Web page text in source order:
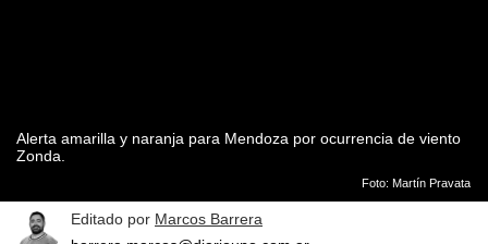
Alerta amarilla y naranja para Mendoza por ocurrencia de viento
Zonda.
Foto: Martín Pravata
Editado por Marcos Barrera